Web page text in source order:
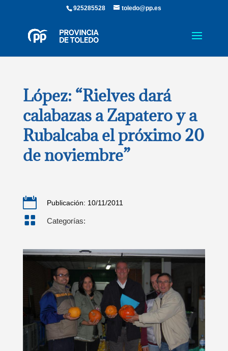
925285528 toledo@pp.es
López: “Rielves dará
calabazas a Zapatero y a
Rubalcaba el próximo 20
de noviembre”
 Publicación: 10/11/2011
 Categorías: